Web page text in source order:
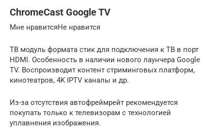
ChromeCast Google TV
Мне нравитсяНе нравится
ТВ модуль формата стик для подключения к ТВ в порт
HDMI. Особенность в наличии нового лаунчера Google
TV. Воспроизводит контент стриминговых платформ,
кинотеатров, 4K IPTV каналы и др.
Из-за отсутствия автофреймрейт рекомендуется
покупать только к телевизорам с технологией
уплавнения изображения.